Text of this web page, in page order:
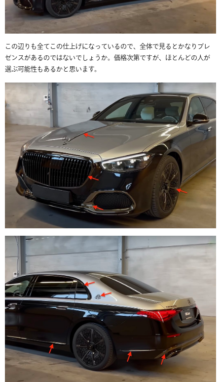
この辺りも全てこの仕上げになっているので、全体で見るとかなりプレ
ゼンスがあるのではないでしょうか。価格次第ですが、ほとんどの人が
選ぶ可能性もあるかと思います。